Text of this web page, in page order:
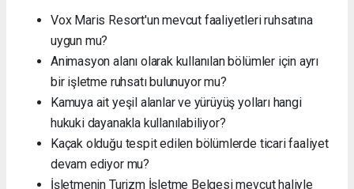
Vox Maris Resort'un mevcut faaliyetleri ruhsatına
uygun mu?
Animasyon alanı olarak kullanılan bölümler için ayrı
bir işletme ruhsatı bulunuyor mu?
Kamuya ait yeşil alanlar ve yürüyüş yolları hangi
hukuki dayanakla kullanılabiliyor?
Kaçak olduğu tespit edilen bölümlerde ticari faaliyet
devam ediyor mu?
İşletmenin Turizm İşletme Belgesi mevcut haliyle